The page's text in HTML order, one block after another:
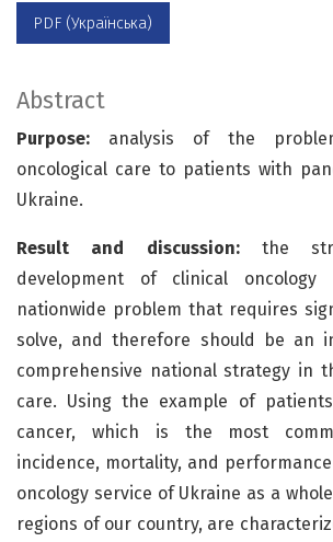
PDF (Українська)
Abstract
Purpose: analysis of the
oncological care to patients with
Ukraine.
Result and discussion:the
development of clinical
nationwide problem that requires
solve, and therefore should be an
comprehensive national strategy in
care. Using the example of
cancer, which is the most
incidence, mortality, and
oncology service of Ukraine as a
regions of our country, are